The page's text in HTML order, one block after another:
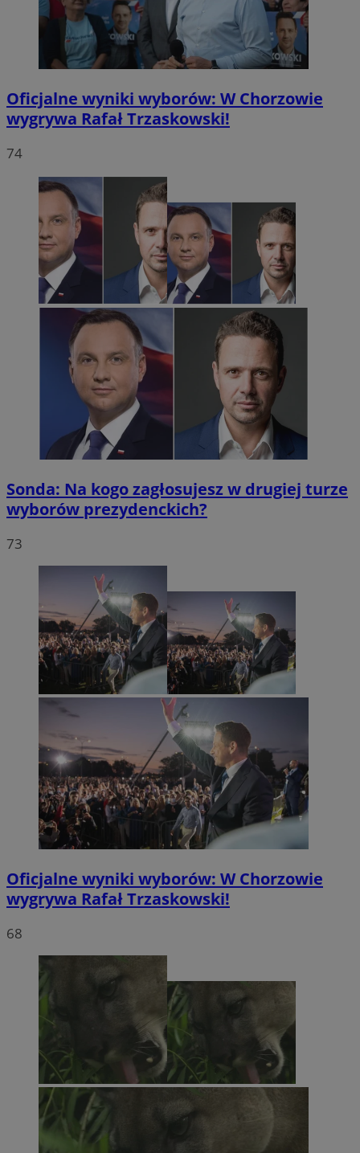
Oficjalne wyniki wyborów: W Chorzowie
wygrywa Rafał Trzaskowski!
74
Sonda: Na kogo zagłosujesz w drugiej turze
wyborów prezydenckich?
73
Oficjalne wyniki wyborów: W Chorzowie
wygrywa Rafał Trzaskowski!
68